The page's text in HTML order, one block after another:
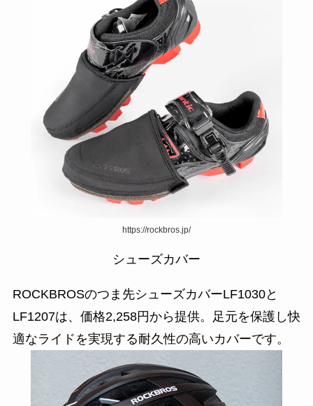
https://rockbros.jp/
シューズカバー
ROCKBROSのつま先シューズカバーLF1030と
LF1207は、価格2,258円から提供。足元を保護し快
適なライドを実現する耐久性の高いカバーです。